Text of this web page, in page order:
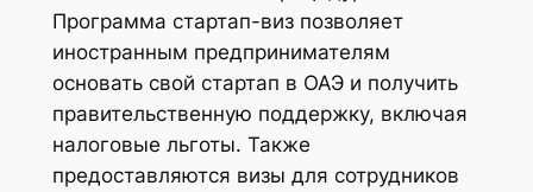
Программа стартап-виз позволяет
иностранным предпринимателям
основать свой стартап в ОАЭ и получить
правительственную поддержку, включая
налоговые льготы. Также
предоставляются визы для сотрудников